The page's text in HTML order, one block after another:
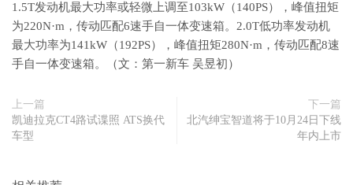
1.5T发动机最大功率或轻微上调至103kW（140PS），峰值扭矩
为220N·m，传动匹配6速手自一体变速箱。2.0T低功率发动机
最大功率为141kW（192PS），峰值扭矩280N·m，传动匹配8速
手自一体变速箱。（文：第一新车 吴昱初）
上一篇
凯迪拉克CT4路试谍照 ATS换代
车型
下一篇
北汽绅宝智道将于10月24日下线
年内上市